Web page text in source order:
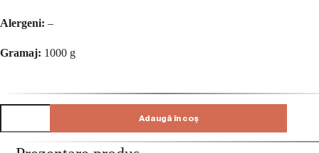
Alergeni: –
Gramaj: 1000 g
Adaugă în coș